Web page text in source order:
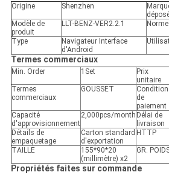
Origine Shenzhen
Modèle de
produit
LLT-BENZ-VER2.2.1 Norme
Type
Navigateur Interface
d'Android
Termes commerciaux
Min. Order 1Set
Prix
unitaire
Termes
commerciaux
GOUSSET
de
paiement
Capacité
d'approvisionnement
2,000pcs/month Délai de
livraison
Détails de
empaquetage
Carton standard
d'exportation
HTTP
TAILLE
155*90*20
(millimètre) x2
GR.
Propriétés faites sur commande